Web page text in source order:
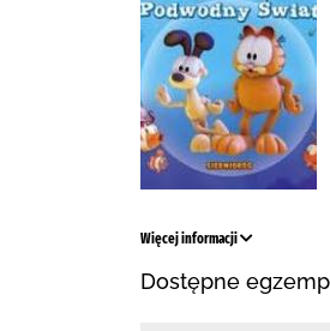
Więcej informacji
Dostępne